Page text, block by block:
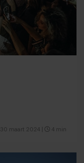
30 maart 2024 4 min